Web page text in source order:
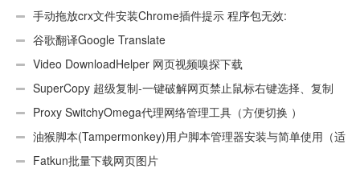
手动拖放crx文件安装Chrome插件提示 程序包无效:
“CEX_HEADER_INVALID”的解决办法
谷歌翻译Google Translate
Video DownloadHelper 网页视频嗅探下载
SuperCopy 超级复制-一键破解网页禁止鼠标右键选择、复制
Proxy SwitchyOmega代理网络管理工具（方便切换 ）
油猴脚本(Tampermonkey)用户脚本管理器安装与简单使用（适
用Android）
Fatkun批量下载网页图片